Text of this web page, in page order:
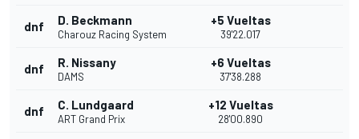
dnf D. Beckmann
Charouz Racing System
+5 Vueltas
39'22.017
dnf R. Nissany
DAMS
+6 Vueltas
37'38.288
dnf C. Lundgaard
ART Grand Prix
+12 Vueltas
28'00.890